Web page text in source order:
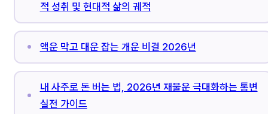
적 성취 및 현대적 삶의 궤적
액운 막고 대운 잡는 개운 비결 2026년
내 사주로 돈 버는 법, 2026년 재물운 극대화하는 통변
실전 가이드